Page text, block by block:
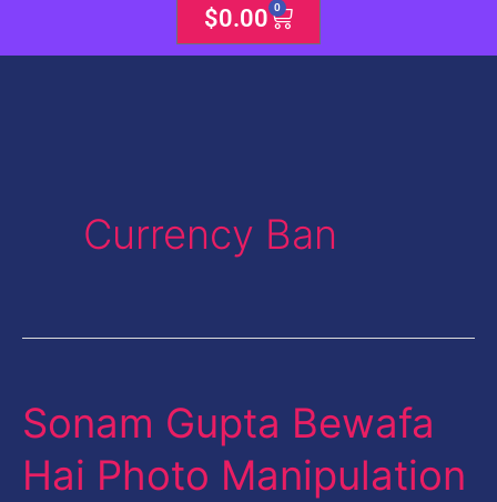
$0.00 0
Cart
Currency Ban
Sonam Gupta Bewafa
Hai Photo Manipulation
Sonam
Bewafa